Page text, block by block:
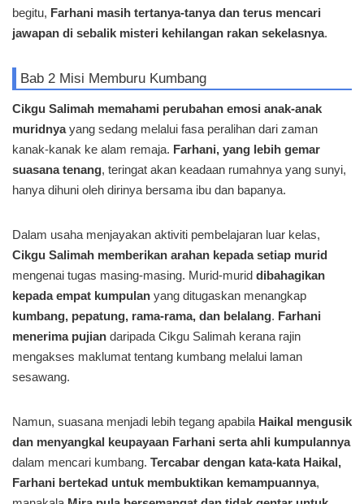
begitu, Farhani masih tertanya-tanya dan terus mencari
jawapan di sebalik misteri kehilangan rakan sekelasnya.
Bab 2 Misi Memburu Kumbang
Cikgu Salimah memahami perubahan emosi anak-anak
muridnyayang sedang melalui fasa peralihan dari zaman
kanak-kanak ke alam remaja. Farhani, yang lebih gemar
suasana tenang, teringat akan keadaan rumahnya yang sunyi,
hanya dihuni oleh dirinya bersama ibu dan bapanya.
Dalam usaha menjayakan aktiviti pembelajaran luar kelas,
Cikgu Salimah memberikan arahan kepada setiap murid
mengenai tugas masing-masing. Murid-murid dibahagikan
kepada empat kumpulan yang ditugaskan menangkap
kumbang, pepatung, rama-rama, dan belalang. Farhani
menerima pujian daripada Cikgu Salimah kerana rajin
mengakses maklumat tentang kumbang melalui laman
sesawang.
Namun, suasana menjadi lebih tegang apabila Haikal mengusik
dan menyangkal keupayaan Farhani serta ahli kumpulannya
dalam mencari kumbang. Tercabar dengan kata-kata Haikal,
Farhani bertekad untuk membuktikan kemampuannya,